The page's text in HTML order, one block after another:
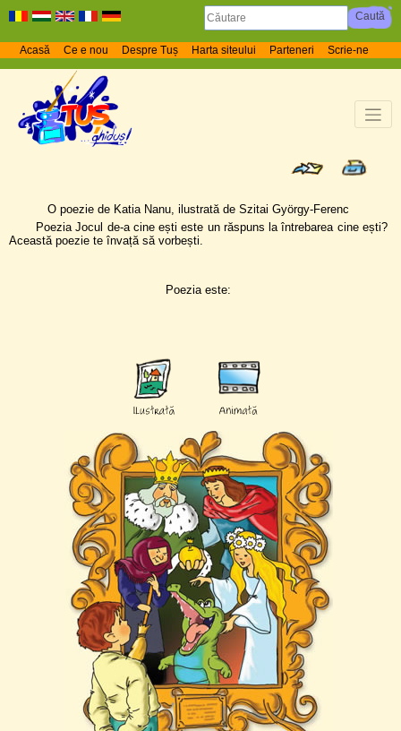
Acasă Ce e nou Despre Tuș Harta siteului Parteneri Scrie-ne
O poezie de Katia Nanu, ilustrată de Szitai György-Ferenc
Poezia Jocul de-a cine ești este un răspuns la întrebarea cine ești?
Această poezie te învață să vorbești.
Poezia este: